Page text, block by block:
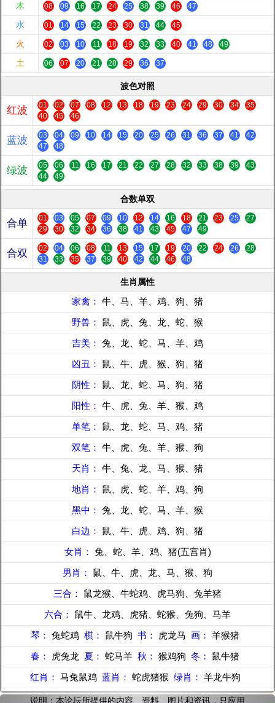
木 08 09 16 17 24 25 38 39 46 47
水 01 14 15 22 23 30 31 44 45
火 02 03 10 11 18 19 32 33 40 41 48 49
土 06 07 20 21 28 29 36 37
波色对照
红波 01 02 07 08 12 13 18 19 23 24 29 30 34
35
40
45 46
蓝波 03 04 09 10 14 15 20 25 26 31 36 37 41
42
47
48
绿波 05 06 11 16 17 21 22 27 28 32 33 38 39
43
44
49
合数单双
合单 01 03 05 07 09 10 12 14 16 18 21 23 25
27
29
30 32 34 36 38 41 43 45 47 49
合双 02 04 06 08 11 13 15 17 19 20 22 24 26
28
31
33 35 37 39 40 42 44 46 48
生肖属性
家禽： 牛、马、羊、鸡、狗、猪
野兽： 鼠、虎、兔、龙、蛇、猴
吉美： 兔、龙、蛇、马、羊、鸡
凶丑： 鼠、牛、虎、猴、狗、猪
阴性： 鼠、龙、蛇、马、狗、猪
阳性： 牛、虎、兔、羊、猴、鸡
单笔： 鼠、龙、蛇、马、鸡、猪
双笔： 牛、虎、兔、羊、猴、狗
天肖： 牛、兔、龙、马、猴、猪
地肖： 鼠、虎、蛇、羊、鸡、狗
黑中： 兔、龙、蛇、马、羊、猴
白边： 鼠、牛、虎、鸡、狗、猪
女肖： 兔、蛇、羊、鸡、猪(五宫肖)
男肖： 鼠、牛、虎、龙、马、猴、狗
三合： 鼠龙猴、牛蛇鸡、虎马狗、兔羊猪
六合： 鼠牛、龙鸡、虎猪、蛇猴、兔狗、马羊
琴： 兔蛇鸡 棋： 鼠牛狗 书： 虎龙马 画： 羊猴猪
春：
虎兔龙 夏： 蛇马羊 秋： 猴鸡狗 冬： 鼠牛猪
红肖： 马兔鼠鸡 蓝肖： 蛇虎猪猴 绿肖： 羊龙牛狗
说明：本论坛所提供的内容、资料、图片和资讯，只应用